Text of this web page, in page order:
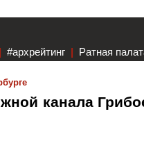
| #архрейтинг | Ратная
канала